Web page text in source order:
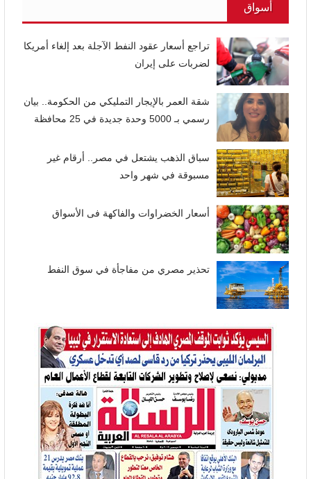
أسواق
تراجع أسعار عقود النفط الآجلة بعد إلغاء أمريكا
لضربات على إيران
شقة العمر بالإيجار التمليكي من الحكومة.. بيان
رسمي بـ 5000 وحدة جديدة في 25 محافظة
سباق الذهب يشتعل في مصر.. أرقام غير
مسبوقة في شهر واحد
أسعار الخضراوات والفاكهة فى الأسواق
تحذير مصري من مفاجأة في سوق النفط